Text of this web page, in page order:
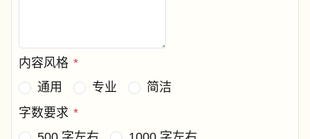
内容风格 *
通用
专业
简洁
字数要求 *